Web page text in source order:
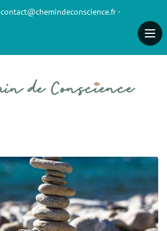
contact@chemindeconscience.fr -